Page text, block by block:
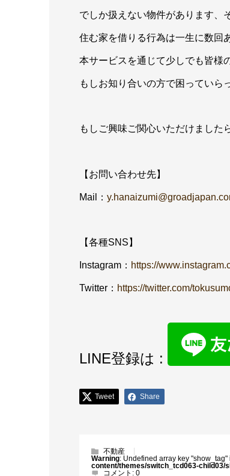
でしか扱えない物件があります、
住む家を借りる行為は一生に数回
本サービスを通じて少しでも皆様
もしお知り合いの方で困っていら
もしご興味ご関心いただけました
【お問い合わせ先】
Mail：
【各種SNS】
Instagram： https://
Twitter： https://twitter.com/
LINE登録は :
Tweet Share
不動産
Warning: Undefined array key "show_tag"
content/themes/switch_tcd063-child03/
コメント: 0